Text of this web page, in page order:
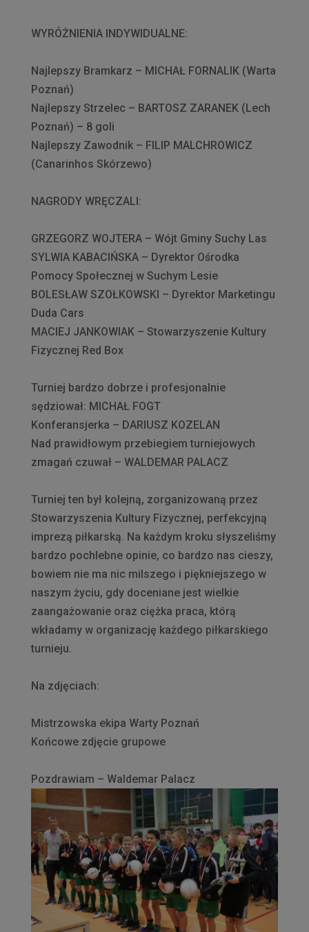
WYRÓŻNIENIA INDYWIDUALNE:
Najlepszy Bramkarz – MICHAŁ FORNALIK (Warta
Poznań)
Najlepszy Strzelec – BARTOSZ ZARANEK (Lech
Poznań) – 8 goli
Najlepszy Zawodnik – FILIP MALCHROWICZ
(Canarinhos Skórzewo)
NAGRODY WRĘCZALI:
GRZEGORZ WOJTERA – Wójt Gminy Suchy Las
SYLWIA KABACIŃSKA – Dyrektor Ośrodka
Pomocy Społecznej w Suchym Lesie
BOLESŁAW SZOŁKOWSKI – Dyrektor Marketingu
Duda Cars
MACIEJ JANKOWIAK – Stowarzyszenie Kultury
Fizycznej Red Box
Turniej bardzo dobrze i profesjonalnie
sędziował: MICHAŁ FOGT
Konferansjerka – DARIUSZ KOZELAN
Nad prawidłowym przebiegiem turniejowych
zmagań czuwał – WALDEMAR PALACZ
Turniej ten był kolejną, zorganizowaną przez
Stowarzyszenia Kultury Fizycznej, perfekcyjną
imprezą piłkarską. Na każdym kroku słyszeliśmy
bardzo pochlebne opinie, co bardzo nas cieszy,
bowiem nie ma nic milszego i piękniejszego w
naszym życiu, gdy doceniane jest wielkie
zaangażowanie oraz ciężka praca, którą
wkładamy w organizację każdego piłkarskiego
turnieju.
Na zdjęciach:
Mistrzowska ekipa Warty Poznań
Końcowe zdjęcie grupowe
Pozdrawiam – Waldemar Palacz